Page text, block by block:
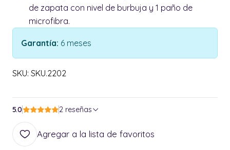
de zapata con nivel de burbuja y 1 paño de
microfibra.
Garantía: 6 meses
SKU: SKU.2202
5.0 2 reseñas
Agregar a la lista de favoritos